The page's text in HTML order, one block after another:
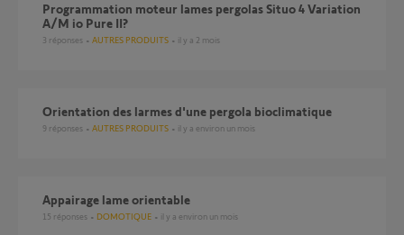
Programmation moteur lames pergolas Situo 4 Variation
A/M io Pure II?
3 réponses AUTRES PRODUITS il y a 2 mois
Orientation des larmes d'une pergola bioclimatique
9 réponses AUTRES PRODUITS il y a environ un mois
Appairage lame orientable
15 réponses DOMOTIQUE il y a environ un mois